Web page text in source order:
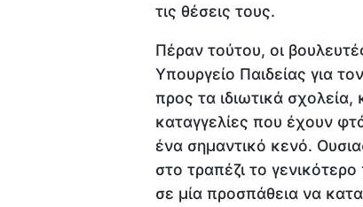
τις θέσεις τους.
Πέραν τούτου, οι
Υπουργείο Παιδείας για
προς τα ιδιωτικά
καταγγελίες που έχουν
ένα σημαντικό κενό.
στο τραπέζι το
σε μία προσπάθεια να